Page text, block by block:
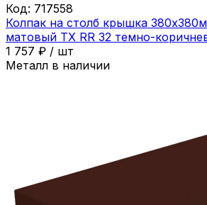
Код: 717558
Колпак на столб крышка
матовый ТХ RR 32 темно-
1 757 ₽ / шт
Металл в наличии